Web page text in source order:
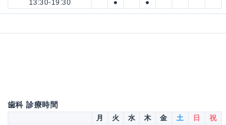
13:30-19:30
● ●
歯科 診療時間
月 火 水 木 金 土 日
祝